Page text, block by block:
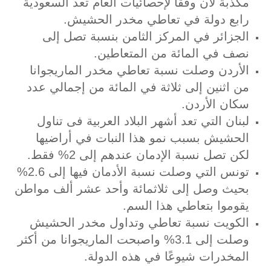
رابع دولة في تعاطي مخدر الحشيش.
الجزائر في المركز الثامن بنسبة تصل إلى
نصف في المائة من المتعاطين.
الأردن وصلت نسبة تعاطي مخدر الماريجوانا
من اثنين إلى ثلاثة في المائة من إجمالي عدد
سكان الأردن.
لبنان التي تعد أشهر البلاد العربية فى تناول
الحشيش بسبب نمو هذا النبات في أراضيها
لكن تصل نسبة الإدمان عندهم إلى 2% فقط.
تونس التي وصلت نسبة الأدمان فيها إلى 2.6%
بحيث وصل إلى ثلاثمائة وأحد عشر ألف مواطن
يقوموا بتعاطي هذا السم.
الكويت نسبة تعاطي وتداول مخدر الحشيش
وصلت إلى 3.1% واصبحت الماريجوانا من أكثر
المخدرات شيوعًا في هذه الدولة.